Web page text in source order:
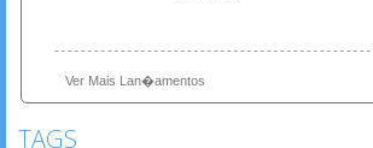
Ver Mais Lan�amentos
TAGS